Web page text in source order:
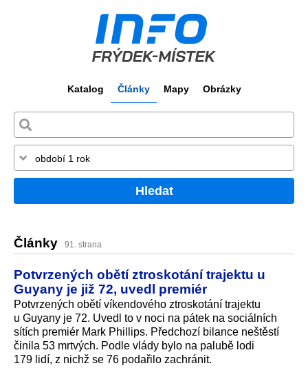
Katalog Články Mapy Obrázky
Hledat
Články 91. strana
Potvrzených obětí ztroskotání trajektu u
Guyany je již 72, uvedl premiér
Potvrzených obětí víkendového ztroskotání trajektu
u Guyany je 72. Uvedl to v noci na pátek na sociálních
sítích premiér Mark Phillips. Předchozí bilance neštěstí
činila 53 mrtvých. Podle vlády bylo na palubě lodi
179 lidí, z nichž se 76 podařilo zachránit.